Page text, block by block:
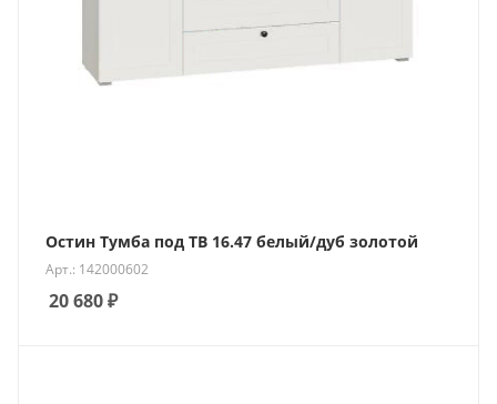
Остин Тумба под ТВ 16.47 белый/дуб золотой
Арт.: 142000602
20 680₽